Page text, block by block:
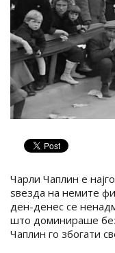
Чарли Чаплин е
ѕвезда на немите
ден-денес се
што доминираше
Чаплин го збогати